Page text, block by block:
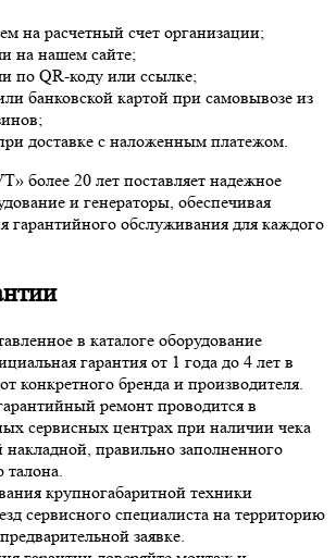
на расчетный счет организации;
на нашем сайте;
по QR-коду или ссылке;
банковской картой при самовывозе из
доставке с наложенным платежом.
более 20 лет поставляет надежное
и генераторы, обеспечивая
гарантийного обслуживания для каждого
в каталоге оборудование
гарантия от 1 года до 4 лет в
конкретного бренда и производителя.
ремонт проводится в
сервисных центрах при наличии чека
накладной, правильно заполненного
талона.
крупногабаритной техники
сервисного специалиста на территорию
заявке.